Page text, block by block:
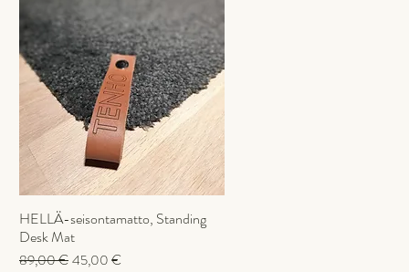
Pikakatselu
HELLÄ-seisontamatto, Standing
Desk Mat
Normaali hinta
89,00 €Alehinta
45,00 €